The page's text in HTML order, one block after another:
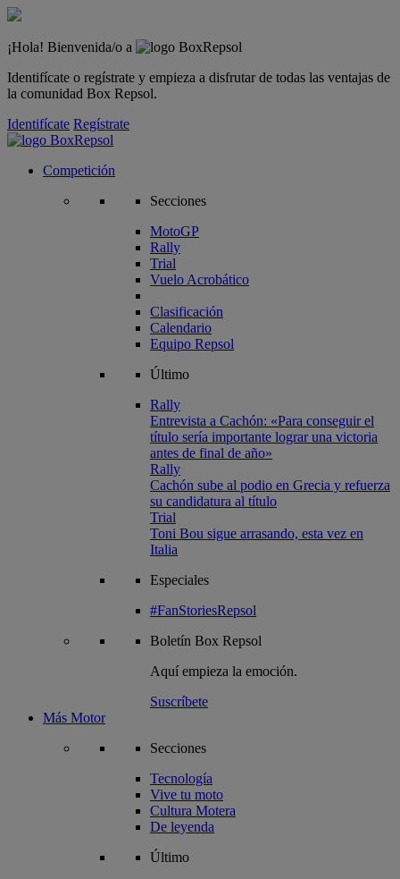
¡Hola! Bienvenida/o a
Identifícate o regístrate y empieza a disfrutar de todas las ventajas de
la comunidad Box Repsol.
Identifícate Regístrate
Competición
Secciones
MotoGP
Rally
Trial
Vuelo Acrobático
Clasificación
Calendario
Equipo Repsol
Último
Rally
Entrevista a Cachón: «Para conseguir el
título sería importante lograr una victoria
antes de final de año»
Rally
Cachón sube al podio en Grecia y refuerza
su candidatura al título
Trial
Toni Bou sigue arrasando, esta vez en
Italia
Especiales
#FanStoriesRepsol
Boletín Box Repsol
Aquí empieza la emoción.
Suscríbete
Más Motor
Secciones
Tecnología
Vive tu moto
Cultura Motera
De leyenda
Último